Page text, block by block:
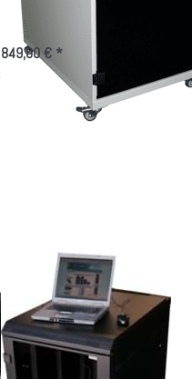
Container für 19"-Technik als
Home Office Untertisch-Version
849,00 € *
Mobiler IT-Schrank,
aus Stahlblech,
schwarz
schwarzes Rack, 1030mm hoch,
für 19 Zoll-Technik am Arbeitsplatz